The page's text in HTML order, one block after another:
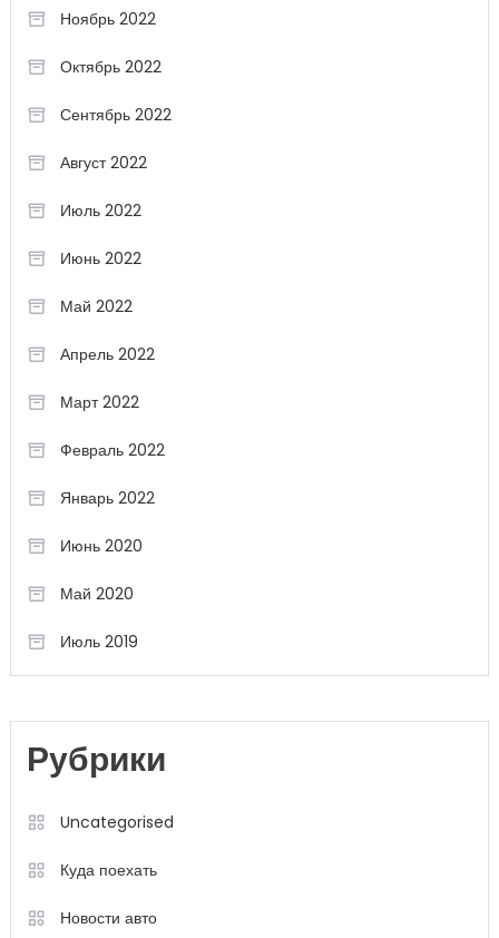
Ноябрь 2022
Октябрь 2022
Сентябрь 2022
Август 2022
Июль 2022
Июнь 2022
Май 2022
Апрель 2022
Март 2022
Февраль 2022
Январь 2022
Июнь 2020
Май 2020
Июль 2019
Рубрики
Uncategorised
Куда поехать
Новости авто